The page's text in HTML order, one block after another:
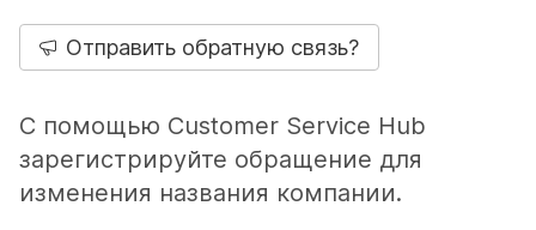
Отправить обратную связь?
С помощью Customer Service Hub
зарегистрируйте обращение для
изменения названия компании.